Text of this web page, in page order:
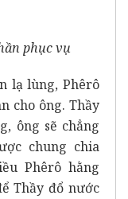
phục vụ
lạ lùng, Phêrô
cho ông. Thầy
ông sẽ chẳng
chung chia
Phêrô hằng
Thầy đổ nước